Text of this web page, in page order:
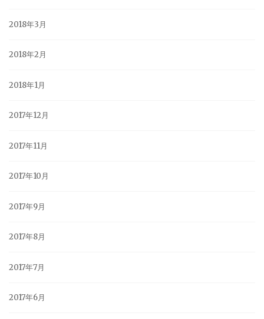
2018年3月
2018年2月
2018年1月
2017年12月
2017年11月
2017年10月
2017年9月
2017年8月
2017年7月
2017年6月